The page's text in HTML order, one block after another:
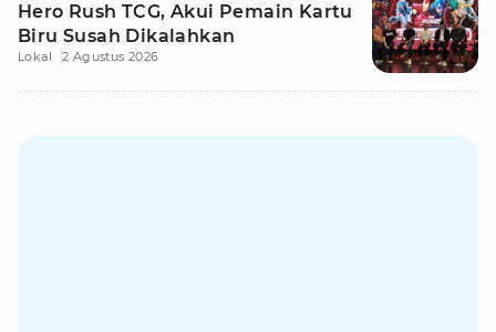
Hero Rush TCG, Akui Pemain Kartu
Biru Susah Dikalahkan
Lokal 2 Agustus 2026